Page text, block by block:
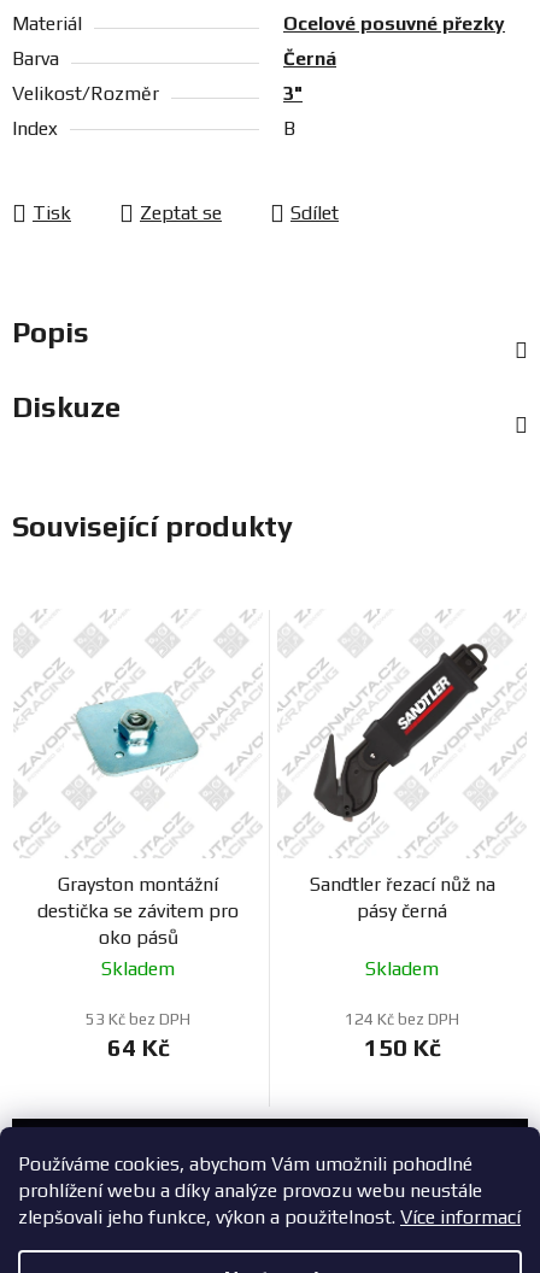
Používáme cookies, abychom Vám umožnili pohodlné
prohlížení webu a díky analýze provozu webu neustále
zlepšovali jeho funkce, výkon a použitelnost. Více informací
Materiál
Ocelové posuvné přezky
Barva
Černá
Velikost/Rozměr
3"
Index
B
Tisk Zeptat se Sdílet
Popis
Diskuze
Související produkty
Grayston montážní
destička se závitem pro
oko pásů
Skladem
53 Kč bez DPH
64 Kč
Sandtler řezací nůž na
pásy černá
Skladem
124 Kč bez DPH
150 Kč
Zákaznický servis
+420 603 785 748